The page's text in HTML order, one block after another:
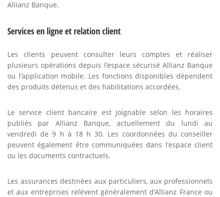
Allianz Banque.
Services en ligne et relation client
Les clients peuvent consulter leurs comptes et réaliser
plusieurs opérations depuis l’espace sécurisé Allianz Banque
ou l’application mobile. Les fonctions disponibles dépendent
des produits détenus et des habilitations accordées.
Le service client bancaire est joignable selon les horaires
publiés par Allianz Banque, actuellement du lundi au
vendredi de 9 h à 18 h 30. Les coordonnées du conseiller
peuvent également être communiquées dans l’espace client
ou les documents contractuels.
Les assurances destinées aux particuliers, aux professionnels
et aux entreprises relèvent généralement d’Allianz France ou